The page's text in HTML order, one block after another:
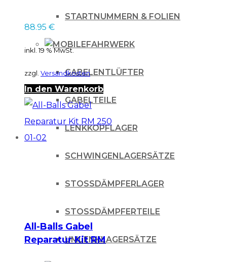
STARTNUMMERN & FOLIEN
FAHRWERK
GABELENTLÜFTER
GABELTEILE
LENKKOPFLAGER
SCHWINGENLAGERSÄTZE
STOSSDÄMPFERLAGER
STOSSDÄMPFERTEILE
UMLENKLAGERSÄTZE
17, CRF450R 13-16
88.95 €
inkl. 19 % MwSt.
zzgl. Versandkosten
In den Warenkorb
All-Balls Gabel
Reparatur Kit RM